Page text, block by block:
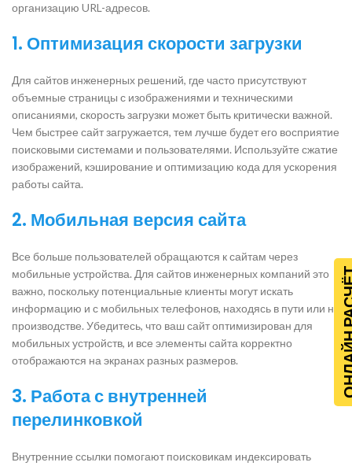
организацию URL-адресов.
1. Оптимизация скорости загрузки
Для сайтов инженерных решений, где часто присутствуют
объемные страницы с изображениями и техническими
описаниями, скорость загрузки может быть критически важной.
Чем быстрее сайт загружается, тем лучше будет его восприятие
поисковыми системами и пользователями. Используйте сжатие
изображений, кэширование и оптимизацию кода для ускорения
работы сайта.
2. Мобильная версия сайта
Все больше пользователей обращаются к сайтам через
мобильные устройства. Для сайтов инженерных компаний это
важно, поскольку потенциальные клиенты могут искать
информацию и с мобильных телефонов, находясь в пути или на
производстве. Убедитесь, что ваш сайт оптимизирован для
мобильных устройств, и все элементы сайта корректно
отображаются на экранах разных размеров.
3. Работа с внутренней
перелинковкой
Внутренние ссылки помогают поисковикам индексировать